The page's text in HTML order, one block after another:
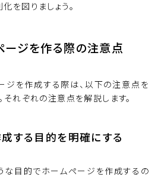
を図りましょう。
ージを作る際の注意点
ジを作成する際は、以下の注意点を
それぞれの注意点を解説します。
する目的を明確にする
うな目的でホームページを作成するの